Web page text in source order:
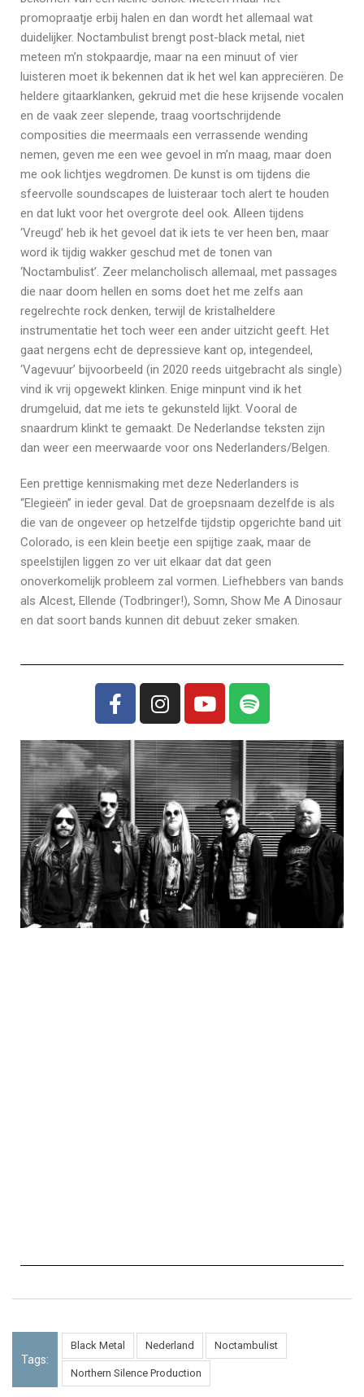
promopraatje erbij halen en dan wordt het allemaal wat
duidelijker. Noctambulist brengt post-black metal, niet
meteen m’n stokpaardje, maar na een minuut of vier
luisteren moet ik bekennen dat ik het wel kan appreciëren. De
heldere gitaarklanken, gekruid met die hese krijsende vocalen
en de vaak zeer slepende, traag voortschrijdende
composities die meermaals een verrassende wending
nemen, geven me een wee gevoel in m’n maag, maar doen
me ook lichtjes wegdromen. De kunst is om tijdens die
sfeervolle soundscapes de luisteraar toch alert te houden
en dat lukt voor het overgrote deel ook. Alleen tijdens
‘Vreugd’ heb ik het gevoel dat ik iets te ver heen ben, maar
word ik tijdig wakker geschud met de tonen van
‘Noctambulist’. Zeer melancholisch allemaal, met passages
die naar doom hellen en soms doet het me zelfs aan
regelrechte rock denken, terwijl de kristalheldere
instrumentatie het toch weer een ander uitzicht geeft. Het
gaat nergens echt de depressieve kant op, integendeel,
‘Vagevuur’ bijvoorbeeld (in 2020 reeds uitgebracht als single)
vind ik vrij opgewekt klinken. Enige minpunt vind ik het
drumgeluid, dat me iets te gekunsteld lijkt. Vooral de
snaardrum klinkt te gemaakt. De Nederlandse teksten zijn
dan weer een meerwaarde voor ons Nederlanders/Belgen.
Een prettige kennismaking met deze Nederlanders is
“Elegieën” in ieder geval. Dat de groepsnaam dezelfde is als
die van de ongeveer op hetzelfde tijdstip opgerichte band uit
Colorado, is een klein beetje een spijtige zaak, maar de
speelstijlen liggen zo ver uit elkaar dat dat geen
onoverkomelijk probleem zal vormen. Liefhebbers van bands
als Alcest, Ellende (Todbringer!), Somn, Show Me A Dinosaur
en dat soort bands kunnen dit debuut zeker smaken.
Tags:
Black Metal Nederland Noctambulist
Northern Silence Production